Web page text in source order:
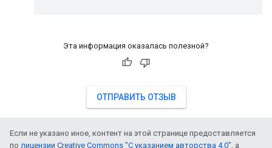
Эта информация оказалась полезной?
ОТПРАВИТЬ ОТЗЫВ
Если не указано иное, контент на этой странице предоставляется
по лицензии Creative Commons "С указанием авторства 4.0", а